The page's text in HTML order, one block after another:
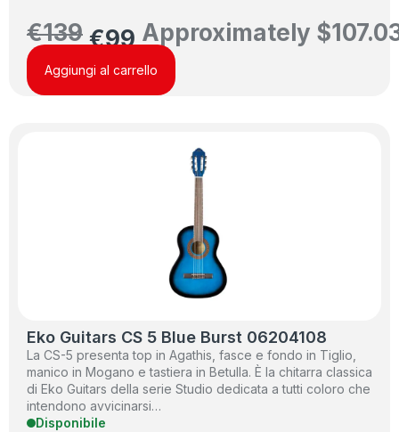
€139 €99 Approximately $
Aggiungi al carrello
Eko Guitars CS 5 Blue Burst 06204108
La CS-5 presenta top in Agathis, fasce e fondo in Tiglio,
manico in Mogano e tastiera in Betulla. È la chitarra classica
di Eko Guitars della serie Studio dedicata a tutti coloro che
intendono avvicinarsi…
Disponibile